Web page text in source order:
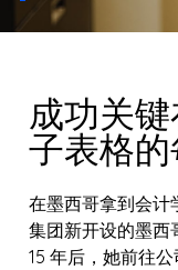
成功关
子表格
在墨西哥拿到会计
集团新开设的墨西
15 年后，她前往